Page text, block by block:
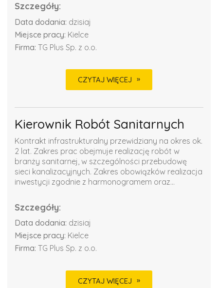
Szczegóły:
Data dodania: dzisiaj
Miejsce pracy: Kielce
Firma: TG Plus Sp. z o.o.
CZYTAJ WIĘCEJ
Kierownik Robót Sanitarnych
Kontrakt infrastrukturalny przewidziany na okres ok.
2 lat. Zakres prac obejmuje realizację robót w
branży sanitarnej, w szczególności przebudowę
sieci kanalizacyjnych. Zakres obowiązków realizacja
inwestycji zgodnie z harmonogramem oraz...
Szczegóły:
Data dodania: dzisiaj
Miejsce pracy: Kielce
Firma: TG Plus Sp. z o.o.
CZYTAJ WIĘCEJ